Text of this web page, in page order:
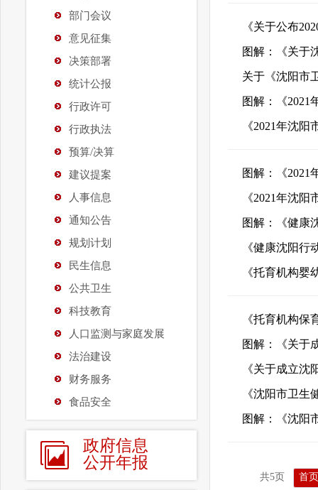
部门会议
意见征集
决策部署
统计公报
行政许可
行政执法
预算/决算
建议提案
人事信息
通知公告
规划计划
民生信息
公共卫生
科技教育
人口监测与家庭发展
法治建设
财务服务
食品安全
政府信息
公开年报
图解：《2021
《2021年沈
图解：《2021
《2021年沈
图解：《健康
《健康沈阳行
《托育机构婴
《托育机构保
图解：《关于
《关于成立沈
《沈阳市卫
图解：《沈阳
共5页 首页